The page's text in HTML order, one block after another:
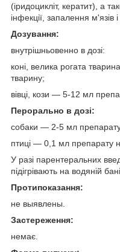
(іридоцикліт, кератит), а
інфекції, запалення м'язів і
Дозування:
внутрішньовенно в дозі:
коні, велика рогата
тварину;
вівці, кози — 5-12 мл
Перорально в дозі:
собаки — 2-5 мл
птиці — 0,1 мл препарату
У разі парентеральних
підігрівають на водяній
Протипоказання:
не выявлены.
Застереження:
немає.